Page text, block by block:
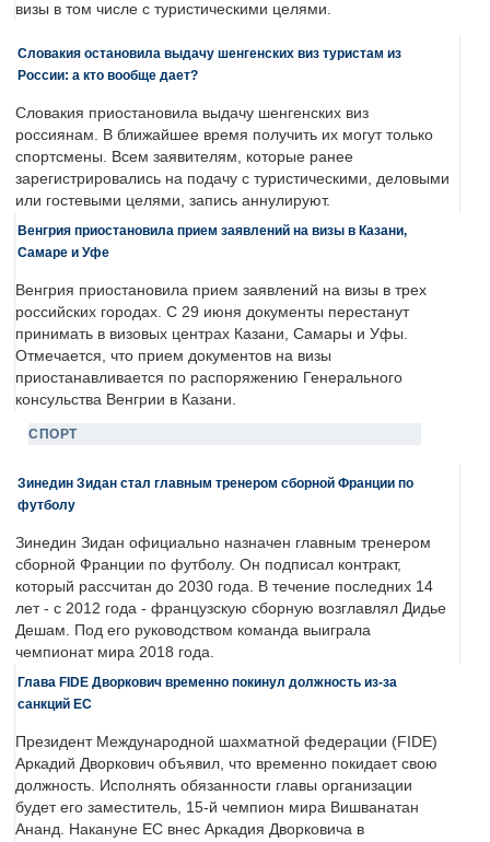
визы в том числе с туристическими целями.
Словакия остановила выдачу шенгенских виз туристам из
России: а кто вообще дает?
Словакия приостановила выдачу шенгенских виз
россиянам. В ближайшее время получить их могут только
спортсмены. Всем заявителям, которые ранее
зарегистрировались на подачу с туристическими, деловыми
или гостевыми целями, запись аннулируют.
Венгрия приостановила прием заявлений на визы в Казани,
Самаре и Уфе
Венгрия приостановила прием заявлений на визы в трех
российских городах. С 29 июня документы перестанут
принимать в визовых центрах Казани, Самары и Уфы.
Отмечается, что прием документов на визы
приостанавливается по распоряжению Генерального
консульства Венгрии в Казани.
СПОРТ
Зинедин Зидан стал главным тренером сборной Франции по
футболу
Зинедин Зидан официально назначен главным тренером
сборной Франции по футболу. Он подписал контракт,
который рассчитан до 2030 года. В течение последних 14
лет - с 2012 года - французскую сборную возглавлял Дидье
Дешам. Под его руководством команда выиграла
чемпионат мира 2018 года.
Глава FIDE Дворкович временно покинул должность из-за
санкций ЕС
Президент Международной шахматной федерации (FIDE)
Аркадий Дворкович объявил, что временно покидает свою
должность. Исполнять обязанности главы организации
будет его заместитель, 15-й чемпион мира Вишванатан
Ананд. Накануне ЕС внес Аркадия Дворковича в